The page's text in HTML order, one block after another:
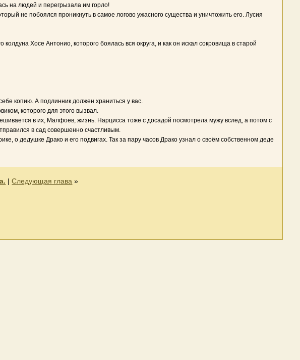
на людей и перегрызала им горло!
не побоялся проникнуть в самое логово ужасного существа и уничтожить его. Лусия
Хосе Антонио, которого боялась вся округа, и как он искал сокровища в старой
копию. А подлинник должен храниться у вас.
которого для этого вызвал.
в их, Малфоев, жизнь. Нарцисса тоже с досадой посмотрела мужу вслед, а потом с
в сад совершенно счастливым.
о дедушке Драко и его подвигах. Так за пару часов Драко узнал о своём собственном деде
|Следующая глава »